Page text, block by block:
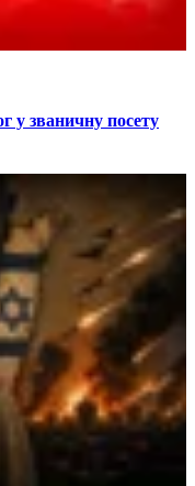
у званичну посету